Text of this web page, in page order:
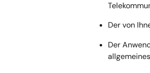
Der von
Der